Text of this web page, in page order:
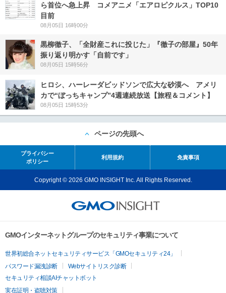
ら首位へ急上昇 コメアニメ「エアロピクルス」TOP10
目前
08月05日 16時00分
黒柳徹子、「全財産これに投じた」『徹子の部屋』50年
振り返り明かす「自前です」
08月05日 15時56分
ヒロシ、ハーレーダビッドソンで広大な砂漠へ アメリ
カで“ぼっちキャンプ”4週連続放送【旅程＆コメント】
08月05日 15時53分
ページの先頭へ
プライバシー
ポリシー
利用規約 免責事項
Copyright © 2026 GMO INSIGHT Inc. All Rights Reserved.
GMOインターネットグループのセキュリティ事業について
世界初総合ネットセキュリティサービス「GMOセキュリティ24」
パスワード漏洩診断
Webサイトリスク診断
セキュリティ相談AIチャットボット
実在証明・盗聴対策